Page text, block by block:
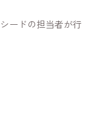
ードの担当者が行